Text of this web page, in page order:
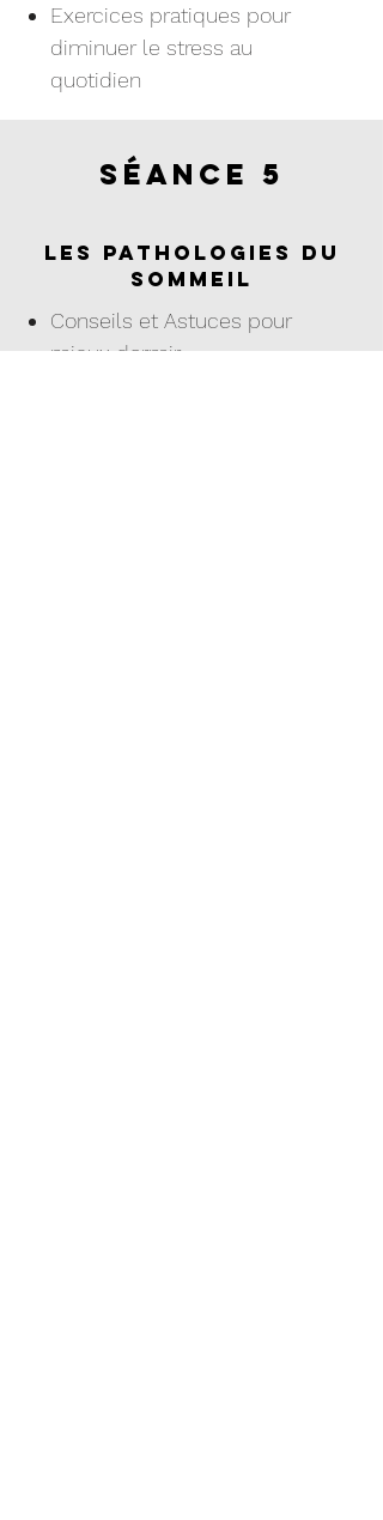
Exercices pratiques pour
diminuer le stress au
quotidien
Séance 5
Les pathologies du
sommeil
Conseils et Astuces pour
mieux dormir